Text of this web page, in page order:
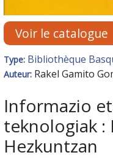
Voir le catalogue
Type: Bibliothèque
Auteur: Rakel Gamito
Informazio
teknologiak :
Hezkuntzan